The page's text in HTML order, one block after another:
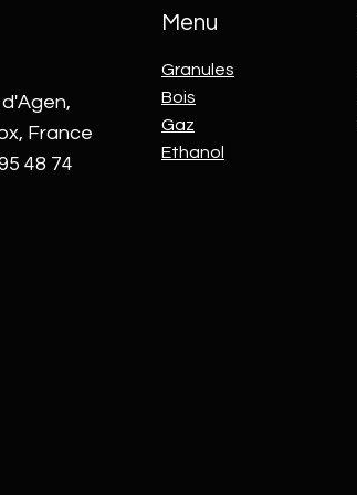
France
48 74
Menu
Granules
Bois
Gaz
Ethanol